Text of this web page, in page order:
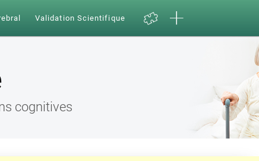
Validation Scientifique
cognitives